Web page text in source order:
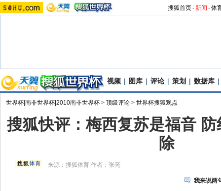
搜狐首页-新闻 -体
视频 | 图库 | 评论 | 策划 | 数据库 |
世界杯|南非世界杯|2010南非世界杯 > 顶级评论 > 世界杯搜狐观点
搜狐快评：梅西复苏是福音
除
来源：搜狐体育 作者：张亮
我来说两